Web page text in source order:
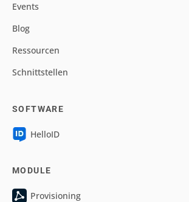
Events
Blog
Ressourcen
Schnittstellen
SOFTWARE
HelloID
MODULE
Provisioning